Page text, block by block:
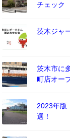
チェック
茨木ジャ
茨木市に
町店オー
2023年版
選！